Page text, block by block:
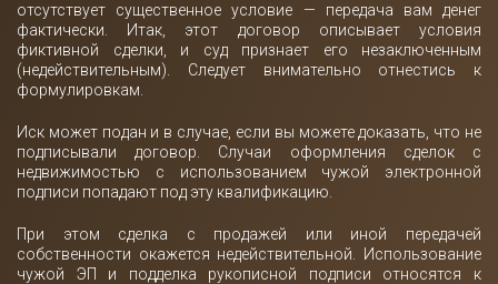
отсутствует существенное условие — передача вам денег
фактически. Итак, этот договор описывает условия
фиктивной сделки, и суд признает его незаключенным
(недействительным). Следует внимательно отнестись к
формулировкам.
Иск может подан и в случае, если вы можете доказать, что не
подписывали договор. Случаи оформления сделок с
недвижимостью с использованием чужой электронной
подписи попадают под эту квалификацию.
При этом сделка с продажей или иной передачей
собственности окажется недействительной. Использование
чужой ЭП и подделка рукописной подписи относятся к